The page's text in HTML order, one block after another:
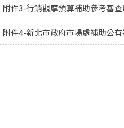
附件3-行銷觀摩預算補助參考審
附件4-新北市政府市場處補助公